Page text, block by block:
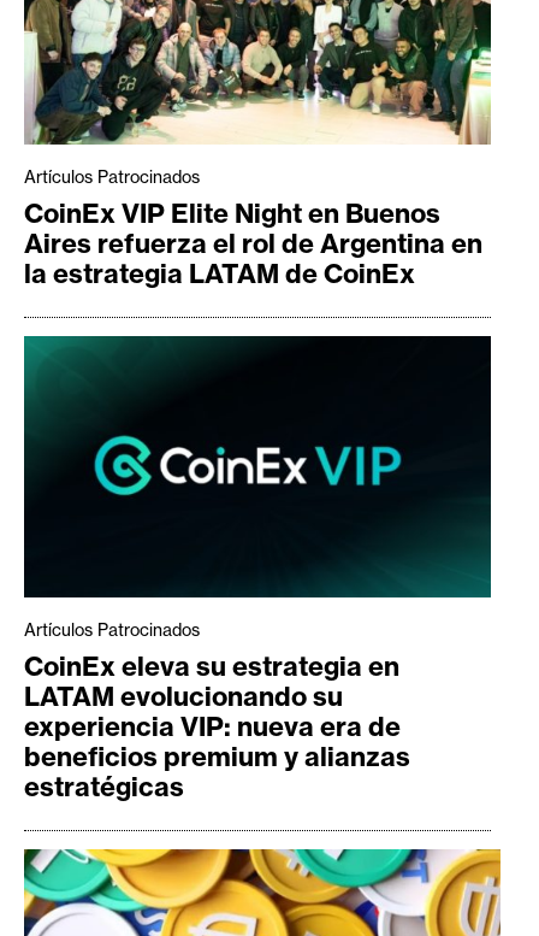
Artículos Patrocinados
CoinEx VIP Elite Night en Buenos
Aires refuerza el rol de Argentina en
la estrategia LATAM de CoinEx
Artículos Patrocinados
CoinEx eleva su estrategia en
LATAM evolucionando su
experiencia VIP: nueva era de
beneficios premium y alianzas
estratégicas